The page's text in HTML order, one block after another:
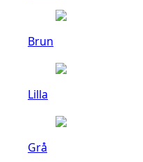
Brun
Lilla
Grå